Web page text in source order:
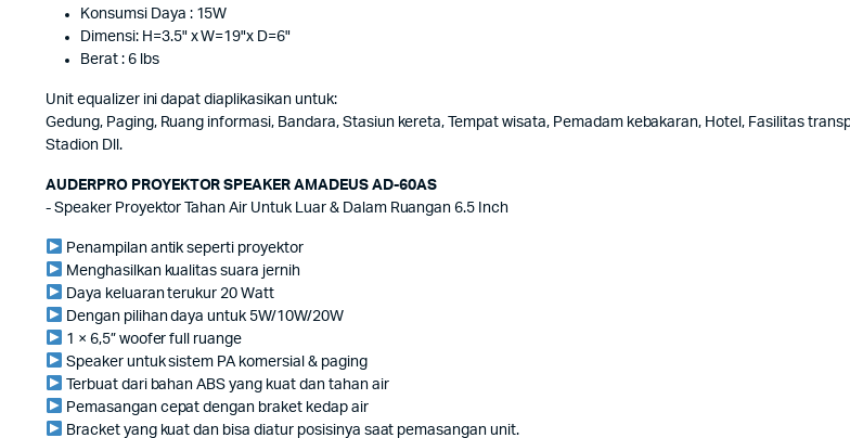
Konsumsi Daya : 15W
Dimensi: H=3.5" x W=19"x D=6"
Berat : 6 lbs
Unit equalizer ini dapat diaplikasikan untuk:
Gedung, Paging, Ruang informasi, Bandara, Stasiun kereta, Tempat wisata, Pemadam kebakaran, Hotel, Fasilitas
Stadion Dll.
AUDERPRO PROYEKTOR SPEAKER AMADEUS AD-60AS
- Speaker Proyektor Tahan Air Untuk Luar & Dalam Ruangan 6.5 Inch
Penampilan antik seperti proyektor
Menghasilkan kualitas suara jernih
Daya keluaran terukur 20 Watt
Dengan pilihan daya untuk 5W/10W/20W
1 × 6,5” woofer full ruange
Speaker untuk sistem PA komersial & paging
Terbuat dari bahan ABS yang kuat dan tahan air
Pemasangan cepat dengan braket kedap air
Bracket yang kuat dan bisa diatur posisinya saat pemasangan unit.